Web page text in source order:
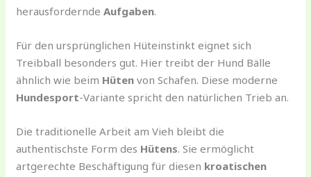
herausforderndeAufgaben.
Für den ursprünglichen Hüteinstinkt eignet sich
Treibball besonders gut. Hier treibt der Hund Bälle
ähnlich wie beim Hüten von Schafen. Diese moderne
Hundesport-Variante spricht den natürlichen Trieb an.
Die traditionelle Arbeit am Vieh bleibt die
authentischste Form des Hütens. Sie ermöglicht
artgerechte Beschäftigung für diesen kroatischen